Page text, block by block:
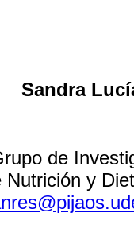
Sandra
de
Nutrición y